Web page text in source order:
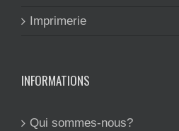
Imprimerie
INFORMATIONS
Qui sommes-nous?